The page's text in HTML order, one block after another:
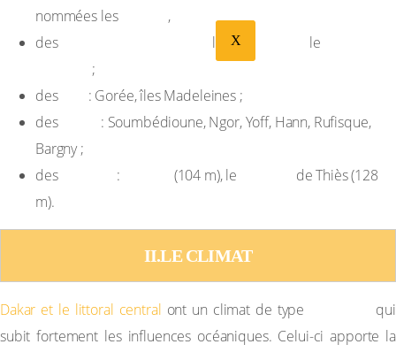
X
nommées les
,
des
lesMamelles, le
;
des
: Gorée, îles Madeleines ;
des
: Soumbédioune, Ngor, Yoff, Hann, Rufisque,
Bargny ;
des
: (104 m), le
de Thiès (128
m).
II.LE CLIMAT
Dakar et le littoral central ont un climat de type
qui
subit fortement les influences océaniques. Celui-ci apporte la